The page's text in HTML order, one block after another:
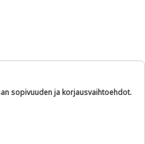
sopivuuden ja korjausvaihtoehdot.